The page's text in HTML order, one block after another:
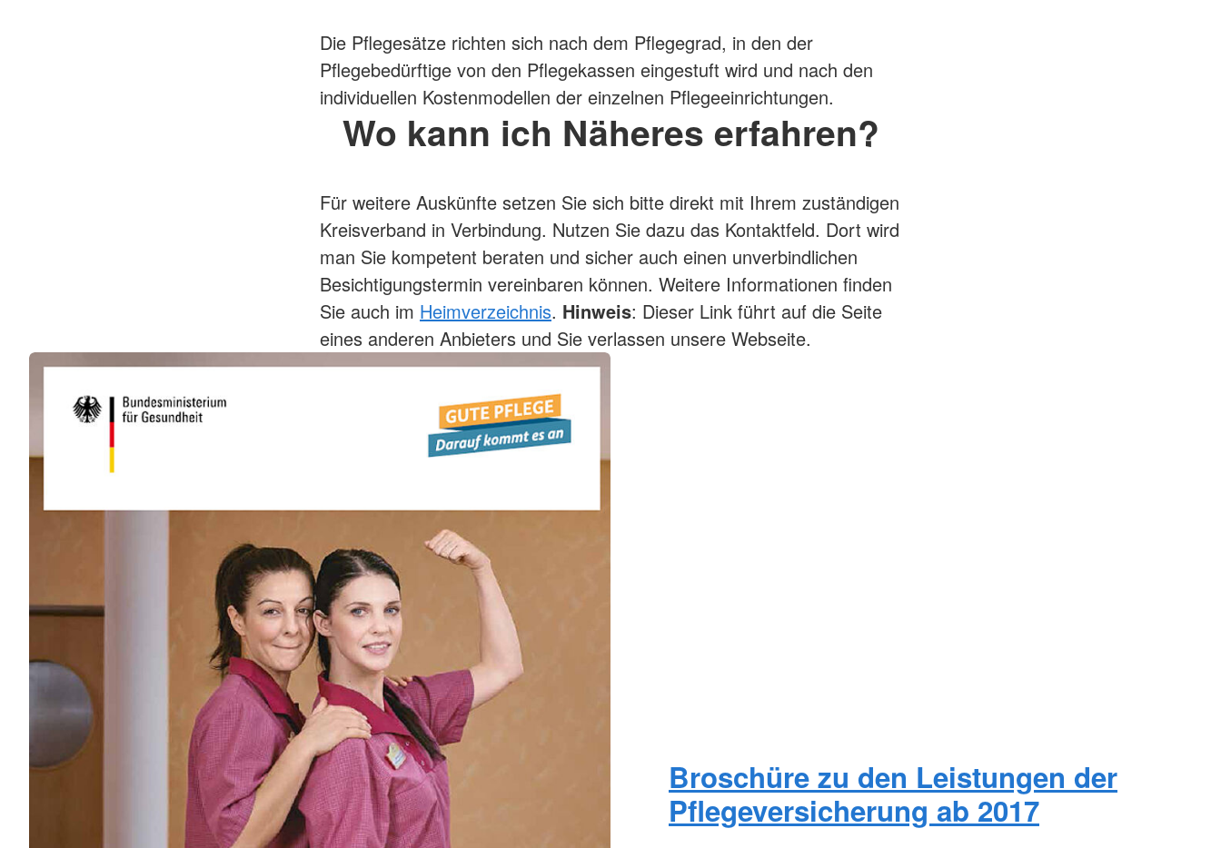
Die Pflegesätze richten sich nach dem Pflegegrad, in den der
Pflegebedürftige von den Pflegekassen eingestuft wird und nach den
individuellen Kostenmodellen der einzelnen Pflegeeinrichtungen.
Wo kann ich Näheres erfahren?
Für weitere Auskünfte setzen Sie sich bitte direkt mit Ihrem zuständigen
Kreisverband in Verbindung. Nutzen Sie dazu das Kontaktfeld. Dort wird
man Sie kompetent beraten und sicher auch einen unverbindlichen
Besichtigungstermin vereinbaren können. Weitere Informationen finden
Sie auch im Heimverzeichnis. Hinweis: Dieser Link führt auf die Seite
eines anderen Anbieters und Sie verlassen unsere Webseite.
Broschüre zu den Leistungen der
Pflegeversicherung ab 2017